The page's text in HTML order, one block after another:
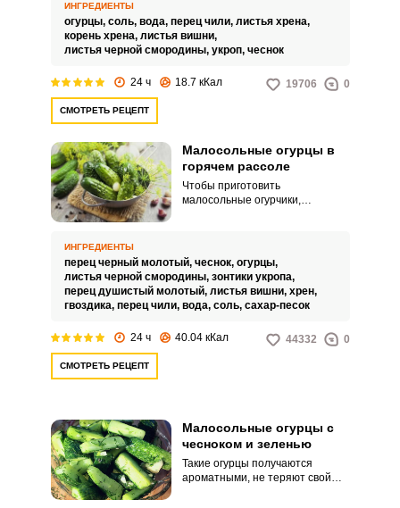
ингредиентам.
ИНГРЕДИЕНТЫ
огурцы, соль, вода, перец чили, листья хрена,
корень хрена, листья вишни,
листья черной смородины, укроп, чеснок
24 ч 18.7 кКал 19706 0
СМОТРЕТЬ РЕЦЕПТ
Малосольные огурцы в
горячем рассоле
Чтобы приготовить
малосольные огурчики,
огурчики с пупырышками на
поверхности.
ИНГРЕДИЕНТЫ
перец черный молотый, чеснок, огурцы,
листья черной смородины, зонтики укропа,
перец душистый молотый, листья вишни, хрен,
гвоздика, перец чили, вода, соль, сахар-песок
24 ч 40.04 кКал 44332 0
СМОТРЕТЬ РЕЦЕПТ
Малосольные огурцы с
чесноком и зеленью
Такие огурцы получаются
ароматными, не теряют свой